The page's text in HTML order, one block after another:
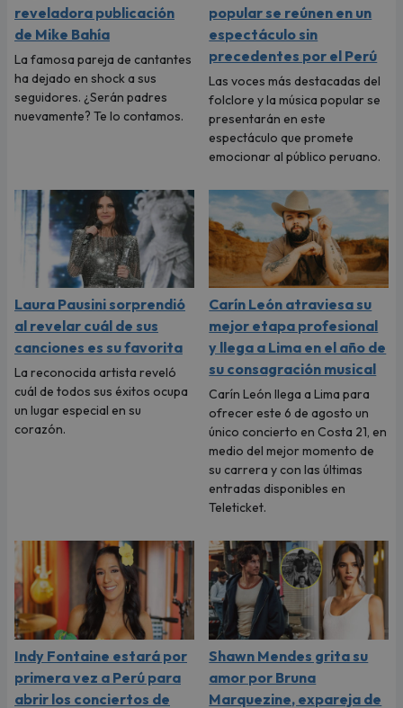
reveladora publicación
de Mike Bahía
La famosa pareja de cantantes
ha dejado en shock a sus
seguidores. ¿Serán padres
nuevamente? Te lo contamos.
popular se reúnen en un
espectáculo sin
precedentes por el Perú
Las voces más destacadas del
folclore y la música popular se
presentarán en este
espectáculo que promete
emocionar al público peruano.
Laura Pausini sorprendió
al revelar cuál de sus
canciones es su favorita
La reconocida artista reveló
cuál de todos sus éxitos ocupa
un lugar especial en su
corazón.
Carín León atraviesa su
mejor etapa profesional
y llega a Lima en el año de
su consagración musical
Carín León llega a Lima para
ofrecer este 6 de agosto un
único concierto en Costa 21, en
medio del mejor momento de
su carrera y con las últimas
entradas disponibles en
Teleticket.
Indy Fontaine estará por
primera vez a Perú para
abrir los conciertos de
Shawn Mendes grita su
amor por Bruna
Marquezine, expareja de